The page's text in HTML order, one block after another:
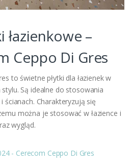
–
Ceppo Di Gres
to świetne płytki dla łazienek w
Są idealne do stosowania
ścianach. Charakteryzują się
można je stosować w łazience i
wygląd.